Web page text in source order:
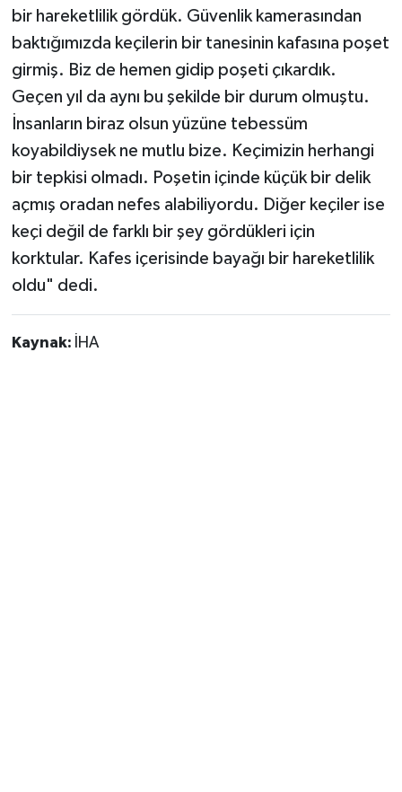
bir hareketlilik gördük. Güvenlik kamerasından
baktığımızda keçilerin bir tanesinin kafasına poşet
girmiş. Biz de hemen gidip poşeti çıkardık.
Geçen yıl da aynı bu şekilde bir durum olmuştu.
İnsanların biraz olsun yüzüne tebessüm
koyabildiysek ne mutlu bize. Keçimizin herhangi
bir tepkisi olmadı. Poşetin içinde küçük bir delik
açmış oradan nefes alabiliyordu. Diğer keçiler ise
keçi değil de farklı bir şey gördükleri için
korktular. Kafes içerisinde bayağı bir hareketlilik
oldu" dedi.
Kaynak: İHA